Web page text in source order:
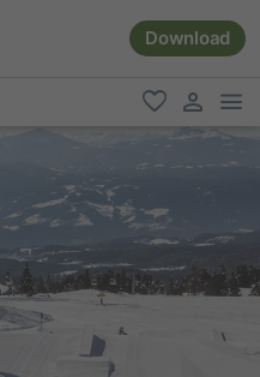
Download
favoriti
user link